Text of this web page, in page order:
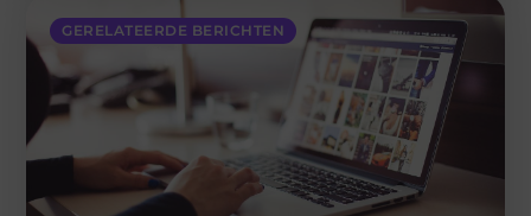
GERELATEERDE BERICHTEN